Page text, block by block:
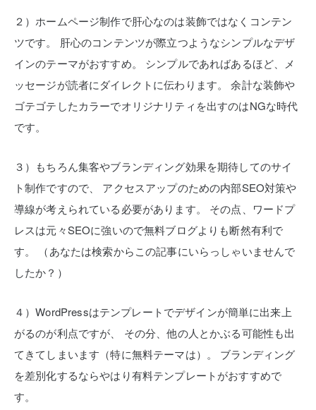
２）ホームページ制作で肝心なのは装飾ではなくコンテン
ツです。
肝心のコンテンツが際立つようなシンプルなデザ
インのテーマがおすすめ。
シンプルであればあるほど、メ
ッセージが読者にダイレクトに伝わります。
余計な装飾や
ゴテゴテしたカラーでオリジナリティを出すのはNGな時代
です。
３）もちろん集客やブランディング効果を期待してのサイ
ト制作ですので、
アクセスアップのための内部SEO対策や
導線が考えられている必要があります。
その点、ワードプ
レスは元々SEOに強いので無料ブログよりも断然有利で
す。
（あなたは検索からこの記事にいらっしゃいませんで
したか？）
４）WordPressはテンプレートでデザインが簡単に出来上
がるのが利点ですが、
その分、他の人とかぶる可能性も出
てきてしまいます（特に無料テーマは）。
ブランディング
を差別化するならやはり有料テンプレートがおすすめで
す。